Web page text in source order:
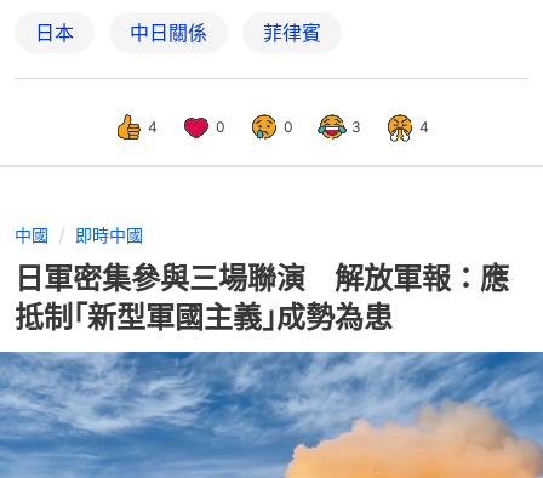
日本 中日關係 菲律賓
4 0 0 3 4
中國 即時中國
日軍密集參與三場聯演 解放軍報：應
抵制｢新型軍國主義｣成勢為患